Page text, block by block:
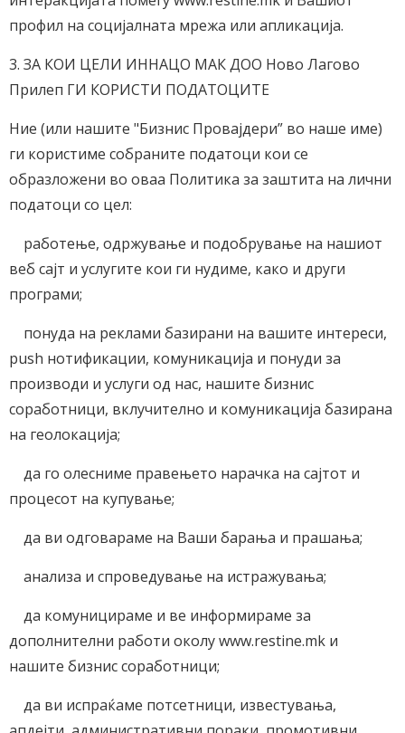
профил на социјалната мрежа или апликација.
3. ЗА КОИ ЦЕЛИ ИННАЦО МАК ДОО Ново Лагово
Прилеп ГИ КОРИСТИ ПОДАТОЦИТЕ
Ние (или нашите "Бизнис Провајдери” во наше име)
ги користиме собраните податоци кои се
образложени во оваа Политика за заштита на лични
податоци со цел:
работење, одржување и подобрување на нашиот
веб сајт и услугите кои ги нудиме, како и други
програми;
понуда на реклами базирани на вашите интереси,
push нотификации, комуникација и понуди за
производи и услуги од нас, нашите бизнис
соработници, вклучително и комуникација базирана
на геолокација;
да го олесниме правењето нарачка на сајтот и
процесот на купување;
да ви одговараме на Ваши барања и прашања;
анализа и спроведување на истражувања;
да комуницираме и ве информираме за
дополнителни работи околу www.restine.mk и
нашите бизнис соработници;
да ви испраќаме потсетници, известувања,